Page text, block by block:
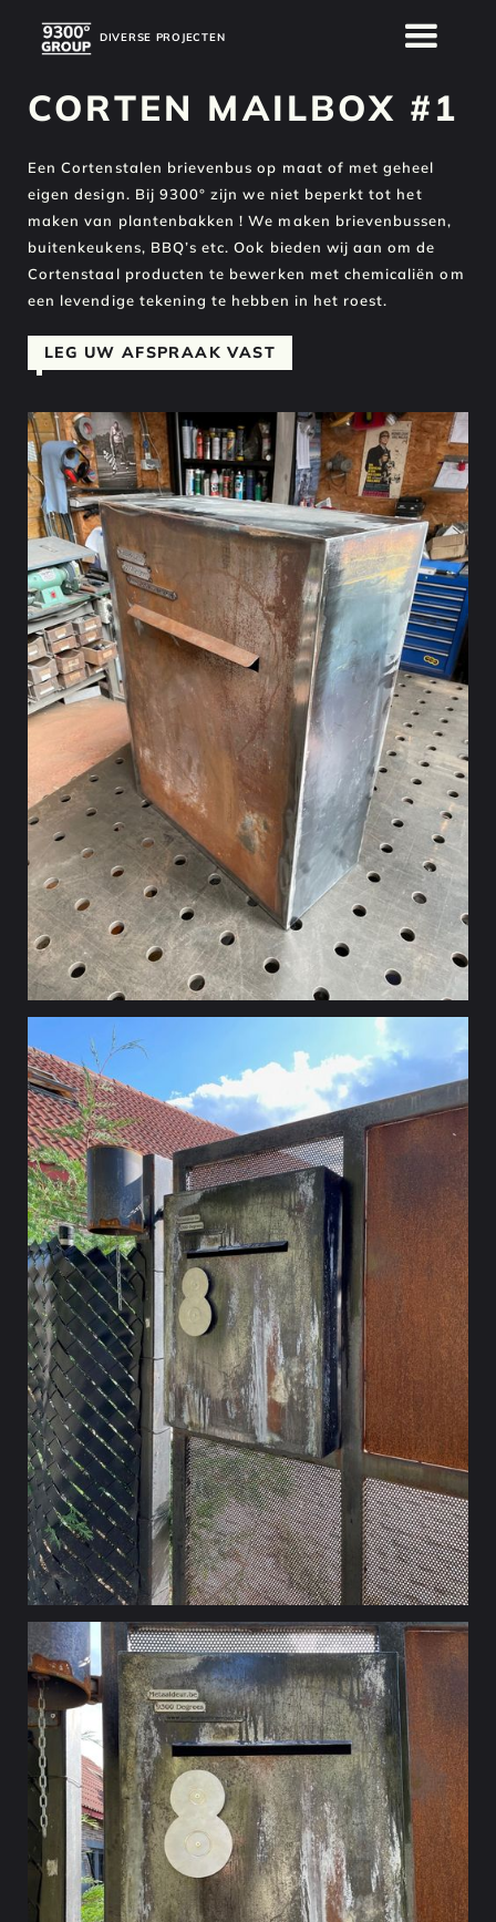
DIVERSE PROJECTEN
DIVERSE PROJECTEN
CORTEN MAILBOX #1
Een Cortenstalen brievenbus op maat of met geheel
eigen design. Bij 9300° zijn we niet beperkt tot het
maken van plantenbakken ! We maken brievenbussen,
buitenkeukens, BBQ’s etc. Ook bieden wij aan om de
Cortenstaal producten te bewerken met chemicaliën om
een levendige tekening te hebben in het roest.
LEG UW AFSPRAAK VAST